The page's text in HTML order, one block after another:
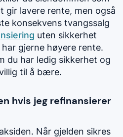
gir lavere rente, men også
konsekvens tvangssalg
uten sikkerhet
gjerne høyere rente.
du har ledig sikkerhet og
til å bære.
hvis jeg refinansierer
Når gjelden sikres